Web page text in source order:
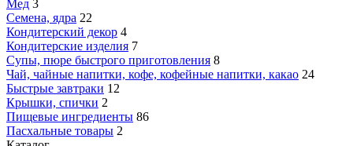
Мед 3
Семена, ядра 22
Кондитерский декор 4
Кондитерские изделия 7
Супы, пюре быстрого приготовления 8
Чай, чайные напитки, кофе, кофейные напитки, какао 24
Быстрые завтраки 12
Крышки, спички 2
Пищевые ингредиенты 86
Пасхальные товары 2